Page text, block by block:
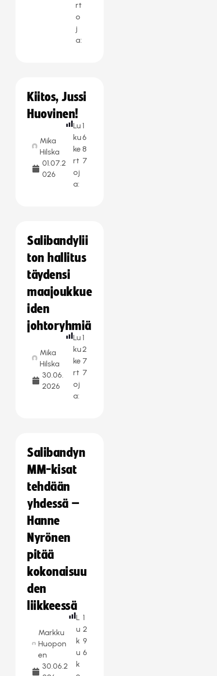
rt
o
j
a:
Kiitos, Jussi
Huovinen!
Mika
Hilska
01.07.2
026
Lu
ku
ke
rt
oj
a:
1
6
8
7
Salibandylii
ton hallitus
täydensi
maajoukkue
iden
johtoryhmiä
Mika
Hilska
30.06.
2026
Lu
ku
ke
rt
oj
a:
1
2
7
7
Salibandyn
MM-kisat
tehdään
yhdessä –
Hanne
Nyrönen
pitää
kokonaisuu
den
liikkeessä
Markku
Huopon
en
30.06.2
L
u
k
u
k
1
2
9
6